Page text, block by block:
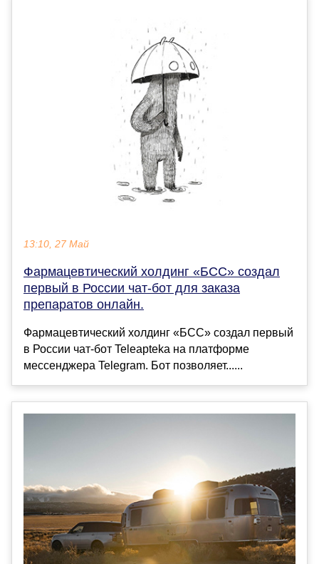
13:10, 27 Май
Фармацевтический холдинг «БСС» создал
первый в России чат-бот для заказа
препаратов онлайн.
Фармацевтический холдинг «БСС» создал первый
в России чат-бот Teleapteka на платформе
мессенджера Telegram. Бот позволяет......